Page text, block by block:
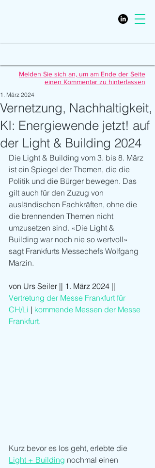
Melden Sie sich an, um am Ende der Seite
einen Kommentar zu hinterlassen
Vernetzung, Nachhaltigkeit,
KI: Energiewende jetzt! auf
der Light & Building 2024
1. März 2024
Die Light & Building vom 3. bis 8. März
ist ein Spiegel der Themen, die die
Politik und die Bürger bewegen. Das
gilt auch für den Zuzug von
ausländischen Fachkräften, ohne die
die brennenden Themen nicht
umzusetzen sind. «Die Light &
Building war noch nie so wertvoll»
sagt Frankfurts Messechefs Wolfgang
Marzin.
von Urs Seiler || 1. März 2024 ||
Vertretung der Messe Frankfurt für
CH/Li | kommende Messen der Messe
Frankfurt.
Kurz bevor es los geht, erlebte die
Light + Building nochmal einen